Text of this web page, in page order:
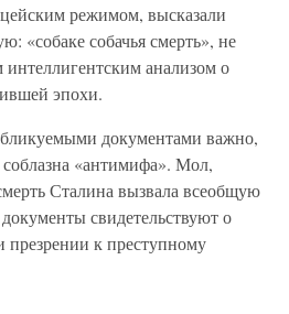
режимом, высказали
«собаке собачья смерть», не
анализом о
эпохи.
документами важно,
«антимифа». Мол,
Сталина вызвала всеобщую
свидетельствуют о
презрении к преступному